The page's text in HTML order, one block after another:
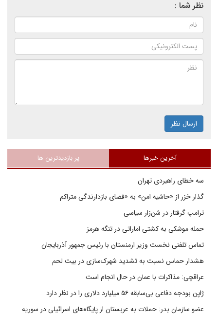
نظر شما :
ارسال نظر
آخرین خبرها پر بازدیدترین ها
سه خطای راهبردی تهران
گذار خزر از «حاشیه امن» به «فضای بازدارندگی متراکم
ترامپ گرفتار در شن‌زار سیاسی
حمله موشکی به کشتی اماراتی در تنگه هرمز
تماس تلفنی نخست وزیر ارمنستان با رئیس جمهور آذربایجان
هشدار حماس نسبت به تشدید شهرک‌سازی در بیت‌ لحم
عراقچی: مذاکرات با عمان در حال انجام است
ژاپن بودجه دفاعی بی‌سابقه ۵۶ میلیارد دلاری را در نظر دارد
عضو سازمان بدر: حملات به عربستان از پایگاه‌های اسرائیلی در سوریه